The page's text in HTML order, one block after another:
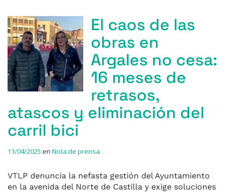
El caos de las
obras en
Argales no cesa:
16 meses de
retrasos,
atascos y eliminación del
carril bici
11/04/2025 en Nota de prensa
VTLP denuncia la nefasta gestión del Ayuntamiento
en la avenida del Norte de Castilla y exige soluciones